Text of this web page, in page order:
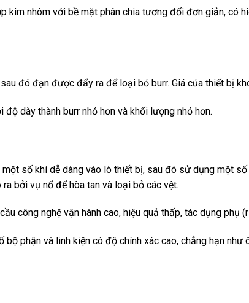
kim nhôm với bề mặt phân chia tương đối đơn giản, có
đó đạn được đẩy ra để loại bỏ burr. Giá của thiết bị
dày thành burr nhỏ hơn và khối lượng nhỏ hơn.
số khí dễ dàng vào lò thiết bị, sau đó sử dụng một
bởi vụ nổ để hòa tan và loại bỏ các vệt.
công nghệ vận hành cao, hiệu quả thấp, tác dụng phụ
phận và linh kiện có độ chính xác cao, chẳng hạn như